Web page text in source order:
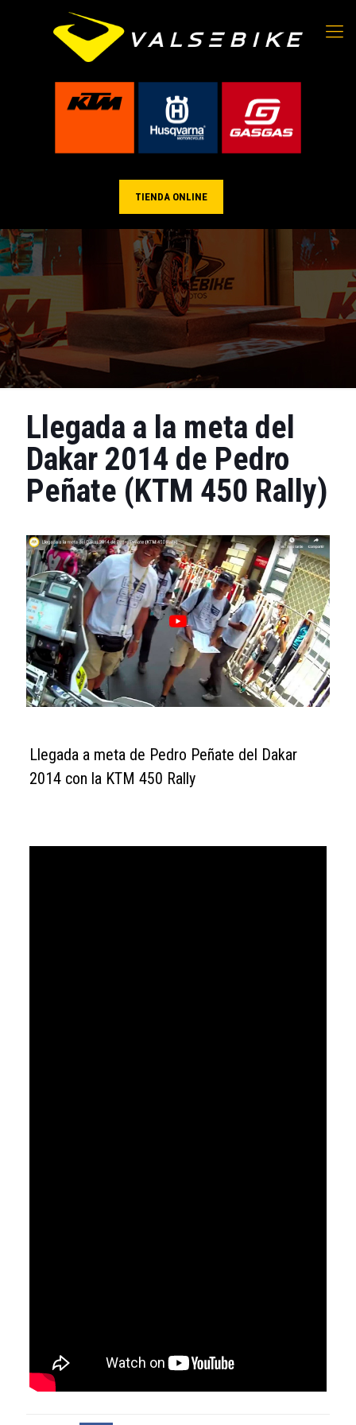
TIENDA ONLINE
Llegada a la meta del
Dakar 2014 de Pedro
Peñate (KTM 450 Rally)
Llegada a meta de Pedro Peñate del Dakar
2014 con la KTM 450 Rally